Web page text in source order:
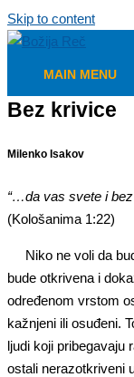
Skip to content
MAIN MENU
Bez krivice
Milenko Isakov
“…da vas svete i bez
(Kološanima 1:22)
Niko ne voli da
bude otkrivena i
određenom vrstom
kažnjeni ili osuđeni.
ljudi koji pribegavaju
ostali nerazotkriveni